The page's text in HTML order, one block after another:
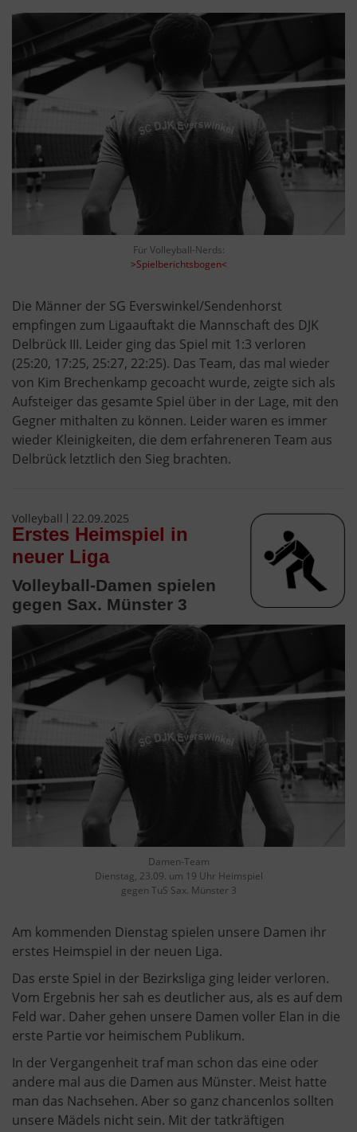
Für Volleyball-Nerds:
>Spielberichtsbogen<
Die Männer der SG Everswinkel/Sendenhorst
empfingen zum Ligaauftakt die Mannschaft des DJK
Delbrück III. Leider ging das Spiel mit 1:3 verloren
(25:20, 17:25, 25:27, 22:25). Das Team, das mal wieder
von Kim Brechenkamp gecoacht wurde, zeigte sich als
Aufsteiger das gesamte Spiel über in der Lage, mit den
Gegner mithalten zu können. Leider waren es immer
wieder Kleinigkeiten, die dem erfahreneren Team aus
Delbrück letztlich den Sieg brachten.
Volleyball 22.09.2025
Erstes Heimspiel in
neuer Liga
Volleyball-Damen spielen
gegen Sax. Münster 3
Damen-Team
Dienstag, 23.09. um 19 Uhr Heimspiel
gegen TuS Sax. Münster 3
Am kommenden Dienstag spielen unsere Damen ihr
erstes Heimspiel in der neuen Liga.
Das erste Spiel in der Bezirksliga ging leider verloren.
Vom Ergebnis her sah es deutlicher aus, als es auf dem
Feld war. Daher gehen unsere Damen voller Elan in die
erste Partie vor heimischem Publikum.
In der Vergangenheit traf man schon das eine oder
andere mal aus die Damen aus Münster. Meist hatte
man das Nachsehen. Aber so ganz chancenlos sollten
unsere Mädels nicht sein. Mit der tatkräftigen